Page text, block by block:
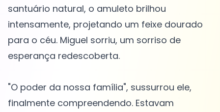
santuário natural, o amuleto brilhou
intensamente, projetando um feixe dourado
para o céu. Miguel sorriu, um sorriso de
esperança redescoberta.
"O poder da nossa família", sussurrou ele,
finalmente compreendendo. Estavam